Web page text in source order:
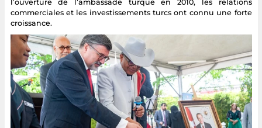
l’ouverture de l’ambassade turque en 2010, les relations
commerciales et les investissements turcs ont connu une forte
croissance.